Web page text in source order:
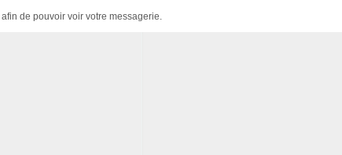
afin de pouvoir voir votre messagerie.